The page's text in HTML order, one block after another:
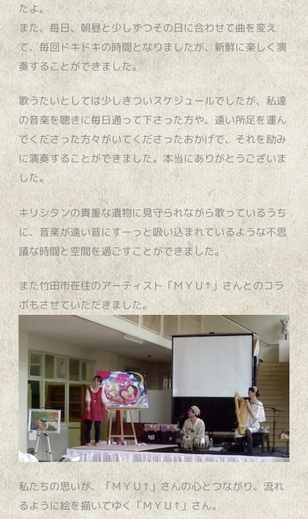
たよ。
また、毎日、朝昼と少しずつその日に合わせて曲を変え
て、毎回ドキドキの時間となりましたが、新鮮に楽しく演
奏することができました。
歌うたいとしては少しきついスケジュールでしたが、私達
の音楽を聴きに毎日通って下さった方や、遠い所足を運ん
でくださった方々がいてくださったおかげで、それを励み
に演奏することができました。本当にありがとうございま
した。
キリシタンの貴重な遺物に見守られながら歌っているうち
に、音楽が遠い昔にすーっと吸い込まれているような不思
議な時間と空間を過ごすことができました。
また竹田市在住のアーティスト「ＭＹＵ↑」さんとのコラ
ボもさせていただきました。
私たちの思いが、「ＭＹＵ↑」さんの心とつながり、流れ
るように絵を描いてゆく「ＭＹＵ↑」さん。